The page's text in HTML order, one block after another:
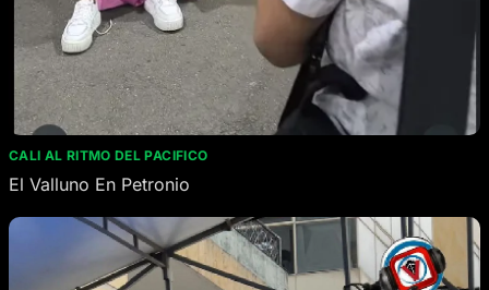
CALI AL RITMO DEL PACIFICO
El Valluno En Petronio